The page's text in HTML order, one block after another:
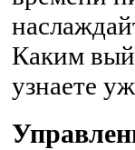
Каким
узнаете